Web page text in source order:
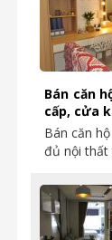
Bán căn
cấp, cửa
Bán căn
đủ nội thất